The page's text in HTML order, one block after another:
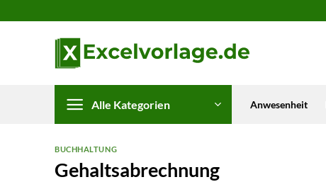
Inhalt
Alle Kategorien Anwesenheit
BUCHHALTUNG
Gehaltsabrechnung